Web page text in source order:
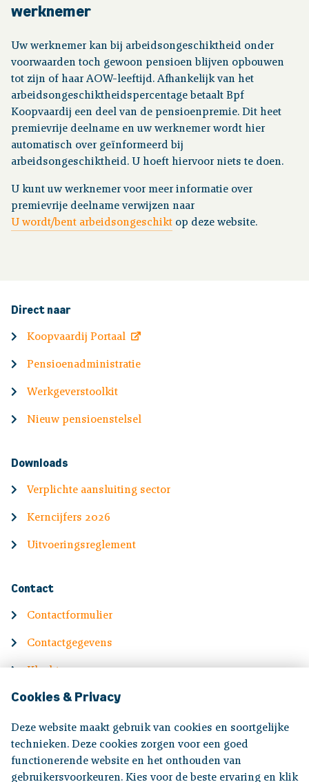
Cookies & Privacy
Deze website maakt gebruik van cookies en soortgelijke
technieken. Deze cookies zorgen voor een goed
functionerende website en het onthouden van
gebruikersvoorkeuren. Kies voor de beste ervaring en klik
werknemer
Uw werknemer kan bij arbeidsongeschiktheid onder
voorwaarden toch gewoon pensioen blijven opbouwen
tot zijn of haar AOW-leeftijd. Afhankelijk van het
arbeidsongeschiktheidspercentage betaalt Bpf
Koopvaardij een deel van de pensioenpremie. Dit heet
premievrije deelname en uw werknemer wordt hier
automatisch over geïnformeerd bij
arbeidsongeschiktheid. U hoeft hiervoor niets te doen.
U kunt uw werknemer voor meer informatie over
premievrije deelname verwijzen naar
U wordt/bent arbeidsongeschikt op deze website.
Direct naar
Koopvaardij Portaal
Pensioenadministratie
Werkgeverstoolkit
Nieuw pensioenstelsel
Downloads
Verplichte aansluiting sector
Kerncijfers 2026
Uitvoeringsreglement
Contact
Contactformulier
Contactgegevens
Klachten
Information in English